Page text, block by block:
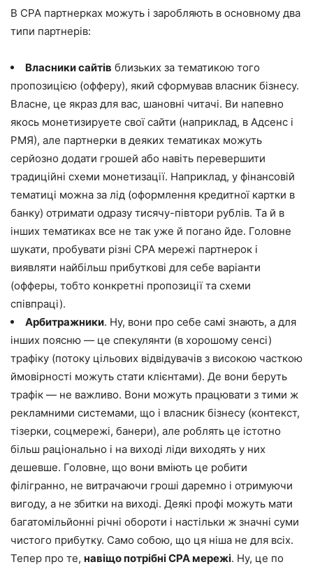
В CPA партнерках можуть і заробляють в основному два
типи партнерів:
Власники сайтів близьких за тематикою того
пропозицією (офферу), який сформував власник бізнесу.
Власне, це якраз для вас, шановні читачі. Ви напевно
якось монетизируете свої сайти (наприклад, в Адсенс і
РМЯ), але партнерки в деяких тематиках можуть
серйозно додати грошей або навіть перевершити
традиційні схеми монетизації. Наприклад, у фінансовій
тематиці можна за лід (оформлення кредитної картки в
банку) отримати одразу тисячу-півтори рублів. Та й в
інших тематиках все не так уже й погано йде. Головне
шукати, пробувати різні CPA мережі партнерок і
виявляти найбільш прибуткові для себе варіанти
(офферы, тобто конкретні пропозиції та схеми
співпраці).
Арбитражники. Ну, вони про себе самі знають, а для
інших поясню — це спекулянти (в хорошому сенсі)
трафіку (потоку цільових відвідувачів з високою часткою
ймовірності можуть стати клієнтами). Де вони беруть
трафік — не важливо. Вони можуть працювати з тими ж
рекламними системами, що і власник бізнесу (контекст,
тізерки, соцмережі, банери), але роблять це істотно
більш раціонально і на виході ліди виходять у них
дешевше. Головне, що вони вміють це робити
філігранно, не витрачаючи гроші даремно і отримуючи
вигоду, а не збитки на виході. Деякі профі можуть мати
багатомільйонні річні обороти і настільки ж значні суми
чистого прибутку. Само собою, що ця ніша не для всіх.
Тепер про те, навіщо потрібні CPA мережі. Ну, це по